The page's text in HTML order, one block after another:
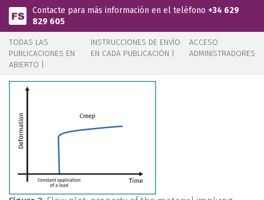
Pasar al contenido principal
Contacte para más información en el teléfono +34 629
829 605
TODAS LAS
PUBLICACIONES EN
ABIERTO |
INSTRUCCIONES DE ENVÍO
EN CADA PUBLICACIÓN |
ACCESO
ADMINISTRADORES